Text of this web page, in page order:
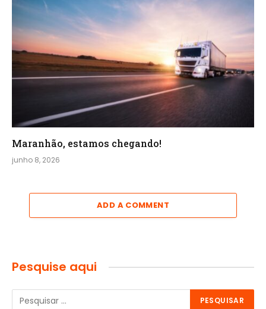
Maranhão, estamos chegando!
junho 8, 2026
ADD A COMMENT
Pesquise aqui